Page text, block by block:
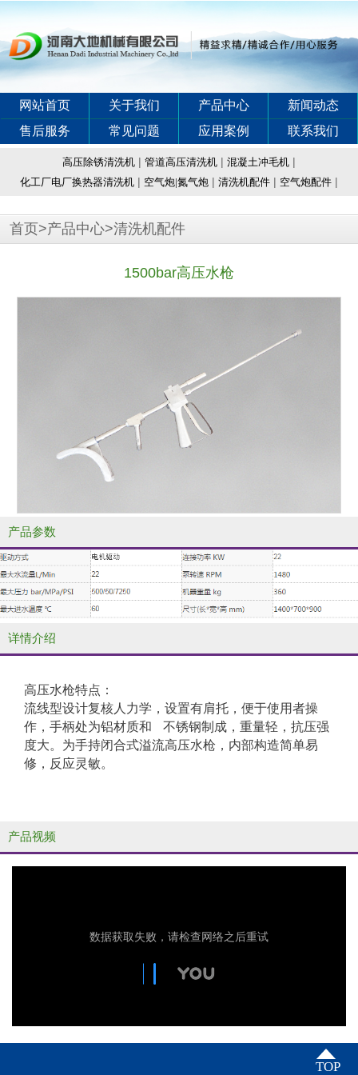
网站首页 关于我们 产品中心
新闻动态
售后服务
常见问题 应用案例 联系我们
高压除锈清洗机 | 管道高压清洗机 | 混凝土冲毛机 |
化工厂电厂换热器清洗机 | 空气炮|氮气炮 | 清洗机配件 | 空气炮配件 |
首页>产品中心>清洗机配件
1500bar高压水枪
产品参数
详情介绍
高压水枪特点：
流线型设计复核人力学，设置有肩托，便于使用者操
作，手柄处为铝材质和 不锈钢制成，重量轻，抗压强
度大。为手持闭合式溢流高压水枪，内部构造简单易
修，反应灵敏。
产品视频
TOP